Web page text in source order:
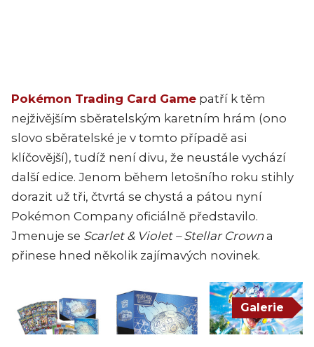
Pokémon Trading Card Game patří k těm
nejživějším sběratelským karetním hrám (ono
slovo sběratelské je v tomto případě asi
klíčovější), tudíž není divu, že neustále vychází
další edice. Jenom během letošního roku stihly
dorazit už tři, čtvrtá se chystá a pátou nyní
Pokémon Company oficiálně představilo.
Jmenuje se Scarlet & Violet – Stellar Crowna
přinese hned několik zajímavých novinek.
Galerie